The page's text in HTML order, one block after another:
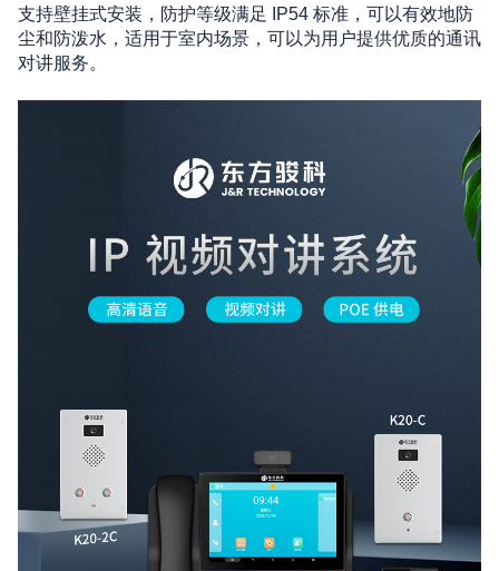
支持壁挂式安装，防护等级满足 IP54 标准，可以有效地防
尘和防泼水，适用于室内场景，可以为用户提供优质的通讯
对讲服务。